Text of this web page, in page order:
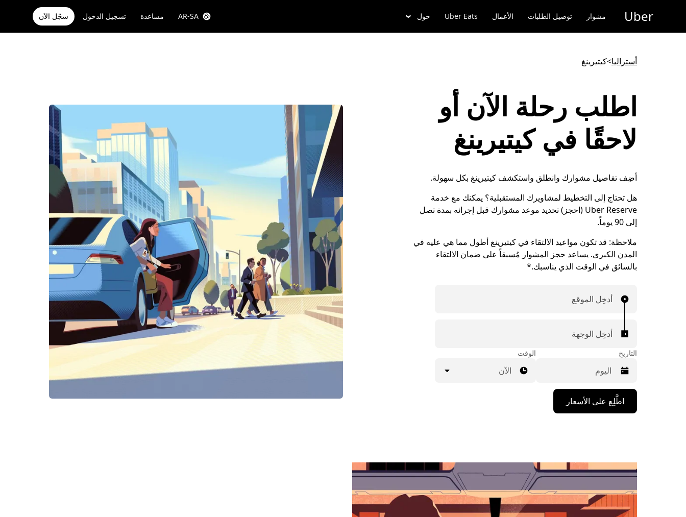
المحتوى
Uber مشوار توصيل الطلبات الأعمال Uber Eats حول AR-SA مساعدة تسجيل الدخول سجّل الآن
أستراليا>كيتيرينغ
اطلب رحلة الآن أو
لاحقًا في كيتيرينغ
أضِف تفاصيل مشوارك وانطلق واستكشف كيتيرينغ بكل سهولة.
هل تحتاج إلى التخطيط لمشاويرك المستقبلية؟ يمكنك مع خدمة
Uber Reserve (احجز) تحديد موعد مشوارك قبل إجرائه بمدة تصل
إلى 90 يوماً.
ملاحظة: قد تكون مواعيد الالتقاء في كيتيرينغ أطول مما هي عليه في
المدن الكبرى. يساعد حجز المشوار مُسبقاً على ضمان الالتقاء
بالسائق في الوقت الذي يناسبك.*
أدخِل الموقع
أدخِل الوجهة
التاريخ
اضغط
على
مفتاح
التقويم
واختيار
اضغط
زر
الوقت
الآن
اطَّلِع على الأسعار